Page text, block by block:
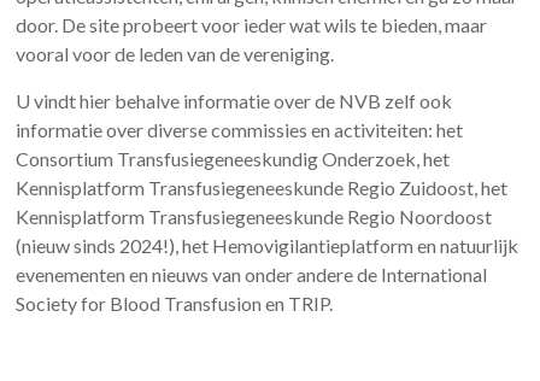
door. De site probeert voor ieder wat wils te bieden, maar
vooral voor de leden van de vereniging.
U vindt hier behalve informatie over de NVB zelf ook
informatie over diverse commissies en activiteiten: het
Consortium Transfusiegeneeskundig Onderzoek, het
Kennisplatform Transfusiegeneeskunde Regio Zuidoost, het
Kennisplatform Transfusiegeneeskunde Regio Noordoost
(nieuw sinds 2024!), het Hemovigilantieplatform en natuurlijk
evenementen en nieuws van onder andere de International
Society for Blood Transfusion en TRIP.